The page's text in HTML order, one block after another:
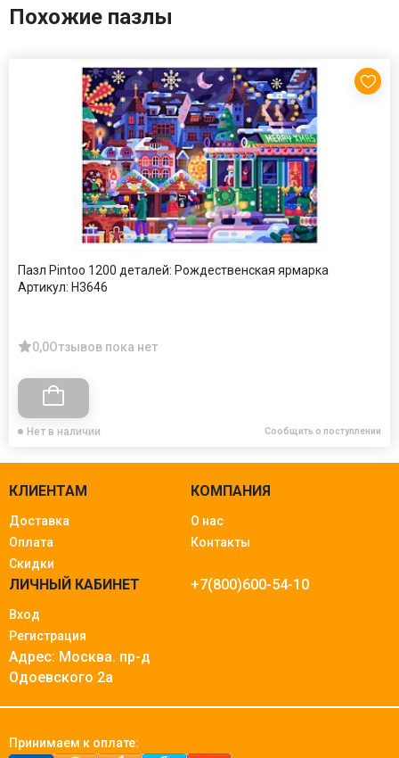
Похожие пазлы
Пазл Pintoo 1200 деталей: Рождественская ярмарка
Артикул: H3646
0,0Отзывов пока нет
Нет в наличии Сообщить о поступлении
КЛИЕНТАМ
Доставка
Оплата
Скидки
КОМПАНИЯ
О нас
Контакты
ЛИЧНЫЙ КАБИНЕТ
Вход
Регистрация
+7(800)600-54-10
Адрес: Москва. пр-д
Одоевского 2а
Принимаем к оплате: